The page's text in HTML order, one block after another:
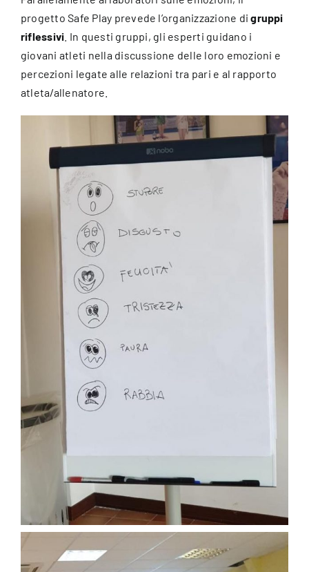
progetto Safe Play prevede l’organizzazione digruppi
riflessivi . In questi gruppi, gli esperti guidano i
giovani atleti nella discussione delle loro emozioni e
percezioni legate alle relazioni tra pari e al rapporto
atleta/allenatore.